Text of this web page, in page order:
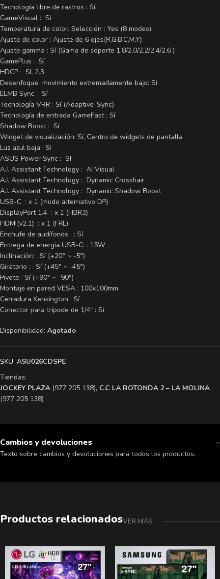
Tecnología libre de rastros : Sí
GameVisual : Sí
Temperatura de color. Selección : Yes (8 modes)
Ajuste de color : Ajuste de 6 ejes(R,G,B,C,M,Y)
Ajuste gamma : Sí (Gama de soporte 1.8/2.0/2.2/2.4/2.6 )
GamePlus : Sí
HDCP : SI, 2.3
Desenfoque movimiento extremadamente bajo: Sí
ELMB Sync : Sí
Tecnología VRR : Sí (Adaptive-Sync)
Tecnología de entrada GameFast : Sí
Shadow Boost : Sí
Widget de visualización: Sí, Centro de widgets de pantalla
Luz azul baja : SI
ASUS Power Sync : SI
A.I. Assistant Technology : AI Visual
A.I. Assistant Technology : Dynamic Crosshair
A.I. Assistant Technology : Dynamic Shadow Boost
USB-C : x 1 (modo alternativo DP)
DisplayPort 1.4 : x 1 (HBR3)
HDMI(v2.1) : x 1 (FRL)
Enchufe de audífonos : : Sí
Entrega de energía USB-C: : 15W
Inclinación: : Sí (+20° ~ -5°)
Giratorio : : Sí (+45° ~ -45°)
Pivote : Sí (+90° ~ -90°)
Montaje en pared VESA : 100x100mm
Cerradura Kensington : Sí
Conector para trípode de 1/4″ : Sí
Disponibilidad: Agotado
SKU: ASU026CDSPE
Tiendas:
​JOCKEY PLAZA (977 205 138), ​C.C LA ROTONDA 2 – LA MOLINA
(977 205 138)
Cambios y devoluciones
Texto sobre cambios y devoluciones para todos los productos.
Productos relacionadosVER MÁS